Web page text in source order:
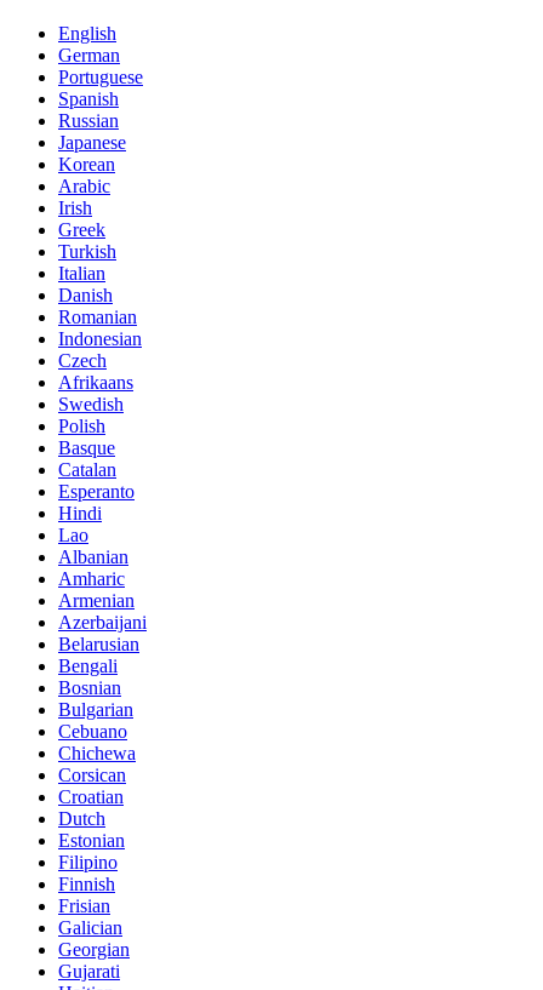
English
German
Portuguese
Spanish
Russian
Japanese
Korean
Arabic
Irish
Greek
Turkish
Italian
Danish
Romanian
Indonesian
Czech
Afrikaans
Swedish
Polish
Basque
Catalan
Esperanto
Hindi
Lao
Albanian
Amharic
Armenian
Azerbaijani
Belarusian
Bengali
Bosnian
Bulgarian
Cebuano
Chichewa
Corsican
Croatian
Dutch
Estonian
Filipino
Finnish
Frisian
Galician
Georgian
Gujarati